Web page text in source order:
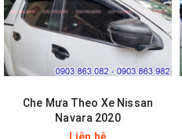
Che Mưa Theo Xe Nissan
Navara 2020